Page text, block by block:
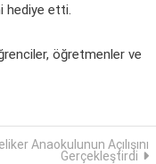
hediye etti.
öğretmenler ve
Anaokulunun Açılışını
Gerçekleştirdi